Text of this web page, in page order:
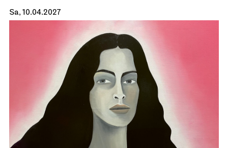
Sa, 10.04.2027